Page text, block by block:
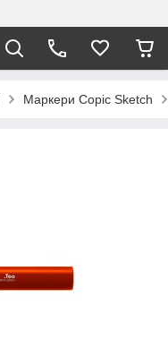
Маркери Copic Sketch